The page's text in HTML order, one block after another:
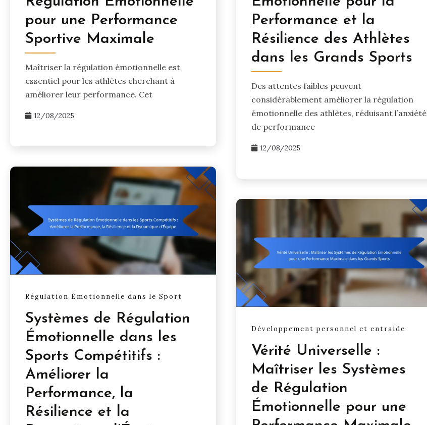
pour une Performance
Sportive Maximale
Maîtriser la régulation émotionnelle est
essentiel pour les athlètes cherchant à
améliorer leur performance. Cet
12/08/2025
Performance et la
Résilience des Athlètes
dans les Grands Sports
Des attentes faibles peuvent
considérablement améliorer la régulation
émotionnelle des athlètes, réduisant l’anxiété
de performance
12/08/2025
Régulation Émotionnelle dans le Sport
Systèmes de Régulation
Émotionnelle dans les
Sports Compétitifs :
Améliorer la
Performance, la
Résilience et la
Développement personnel et entraide
Vérité Universelle :
Maîtriser les Systèmes
de Régulation
Émotionnelle pour une